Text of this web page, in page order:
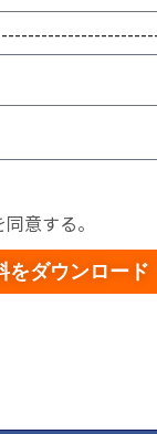
意する。
をダウンロード